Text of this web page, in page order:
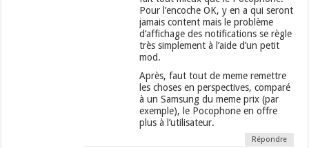
Pour l’encoche OK, y en a qui seront
jamais content mais le problème
d’affichage des notifications se règle
très simplement à l’aide d’un petit
mod.
Après, faut tout de meme remettre
les choses en perspectives, comparé
à un Samsung du meme prix (par
exemple), le Pocophone en offre
plus à l’utilisateur.
Répondre